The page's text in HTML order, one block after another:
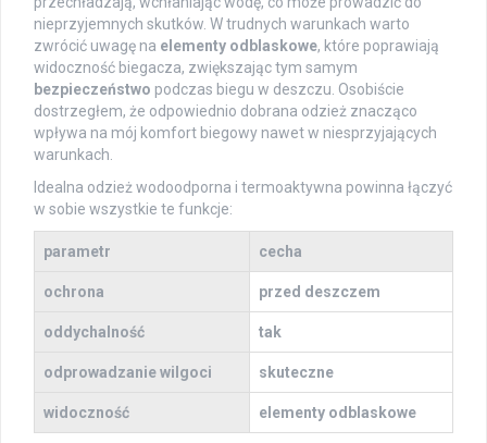
nieprzyjemnych skutków. W trudnych warunkach warto
zwrócić uwagę na elementy odblaskowe, które poprawiają
widoczność biegacza, zwiększając tym samym
bezpieczeństwo podczas biegu w deszczu. Osobiście
dostrzegłem, że odpowiednio dobrana odzież znacząco
wpływa na mój komfort biegowy nawet w niesprzyjających
warunkach.
Idealna odzież wodoodporna i termoaktywna powinna łączyć
w sobie wszystkie te funkcje:
parametr cecha
ochrona przed deszczem
oddychalność tak
odprowadzanie wilgoci skuteczne
widoczność elementy odblaskowe